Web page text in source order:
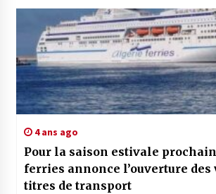
4 ans ago
Pour la saison estivale prochaine/
ferries annonce l’ouverture des
titres de transport